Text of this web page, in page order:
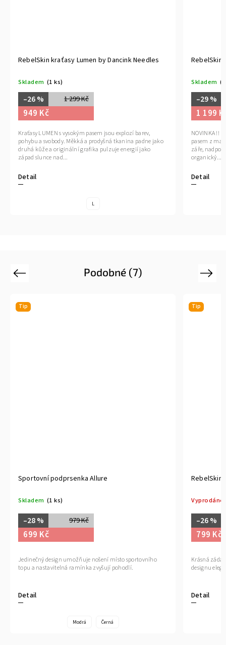
RebelSkin kraťasy Lumen by Dancink Needles
Skladem (1 ks)
1 299 Kč
–26 %
949 Kč
Detail
Kraťasy LUMEN s vysokým pasem jsou explozí barev,
pohybu a svobody. Měkká a prodyšná tkanina padne jako
druhá kůže a originální grafika pulzuje energií jako
západ slunce nad...
L
RebelSkin
Skladem
–29 %
1 199
Detail
NOVINKA !!
pasem z
záře,
organický...
Podobné (7)
Previous
Tip
Sportovní podprsenka Allure
Skladem (1 ks)
979 Kč
–28 %
699 Kč
Detail
Jedinečný design umožňuje nošení místo sportovního
topu a nastavitelná ramínka zvyšují pohodlí.
Modrá Černá
Tip
RebelSkin
Vyprodáno
–26 %
799 Kč
Detail
Krásná
designu
Next